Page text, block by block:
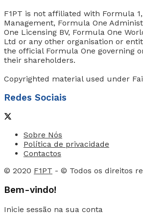
F1PT is not affiliated with Formula
Management, Formula One
One Licensing BV, Formula One
Ltd or any other organisation or
the official Formula One governing
their shareholders.
Copyrighted material used under
Redes Sociais
Sobre Nós
Política de privacidade
Contactos
© 2020 F1PT - © Todos os direitos
Bem-vindo!
Inicie sessão na sua conta